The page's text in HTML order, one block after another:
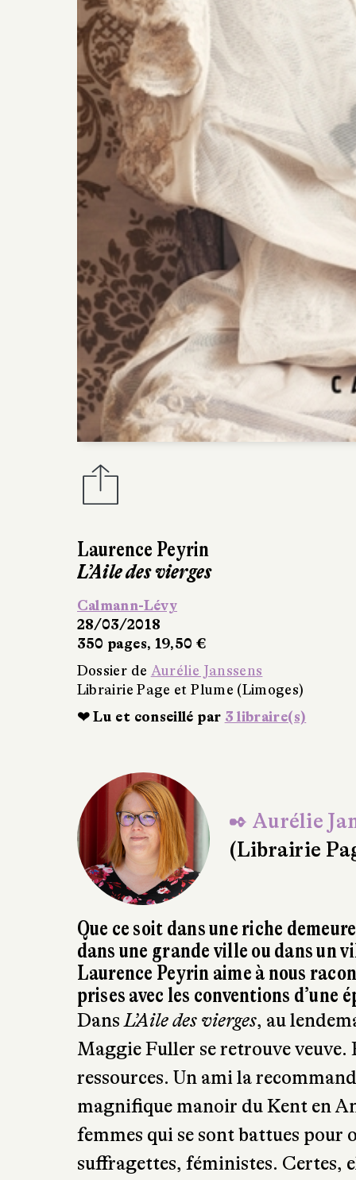
Laurence Peyrin
Ma chérie
Calmann-Lévy
13/03/2019
365 pages, 18,50 €
Dossier deAurélie Janssens
Librairie Page et Plume (Limoges)
❤ Lu et conseillé par 6 libraire(s)
✒ Aurélie
(Librairie
Que ce soit dans une riche
dans une grande ville ou dans un
Laurence Peyrin aime à nous
prises avec les conventions d’une
DansL’Aile des vierges, au
Maggie Fuller se retrouve veuve.
ressources. Un ami la
magnifique manoir du Kent en
femmes qui se sont battues pour
suffragettes, féministes. Certes,